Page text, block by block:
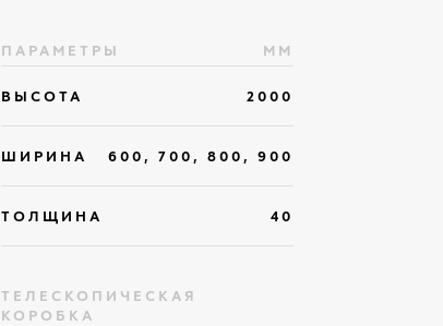
ПАРАМЕТРЫ ММ
ВЫСОТА 2000
ШИРИНА 600, 700, 800, 900
ТОЛЩИНА 40
ТЕЛЕСКОПИЧЕСКАЯ
КОРОБКА